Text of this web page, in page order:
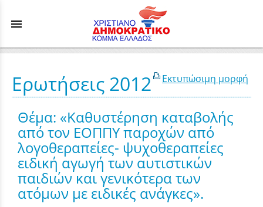
menu
Εκτυπώσιμη μορφή
Ερωτήσεις 2012
Θέμα: «Καθυστέρηση καταβολής
από τον ΕΟΠΠΥ παροχών από
λογοθεραπείες- ψυχοθεραπείες
ειδική αγωγή των αυτιστικών
παιδιών και γενικότερα των
ατόμων με ειδικές ανάγκες».